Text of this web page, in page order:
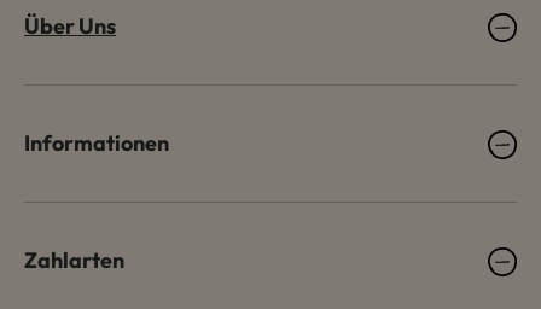
Über Uns
Informationen
Zahlarten